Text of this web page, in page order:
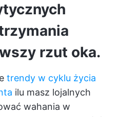
rzut oka.
trendy w cyklu życia
ilu masz lojalnych
wahania w